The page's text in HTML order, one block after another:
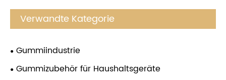
Verwandte Kategorie
Gummiindustrie
Gummizubehör für Haushaltsgeräte